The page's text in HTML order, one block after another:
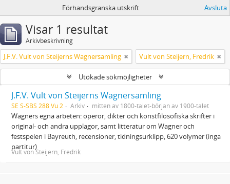
Förhandsgranska utskrift Avsluta
Visar 1 resultat
Arkivbeskrivning
J.F.V. Vult von Steijerns Wagnersamling Vult von Steijern, Fredrik
Utökade sökmöjligheter
J.F.V. Vult von Steijerns Wagnersamling
SE S-SBS 288 Vu 2 Arkiv mitten av 1800-talet-början av 1900-talet
Wagners egna arbeten: operor, dikter och konstfilosofiska skrifter i
original- och andra upplagor, samt litteratur om Wagner och
festspelen i Bayreuth, recensioner, tidningsurklipp, 620 volymer (inga
partitur)
Vult von Steijern, Fredrik